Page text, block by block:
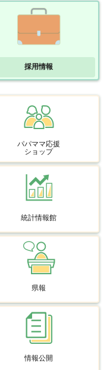
採用情報
パパママ応援
ショップ
統計情報館
県報
情報公開